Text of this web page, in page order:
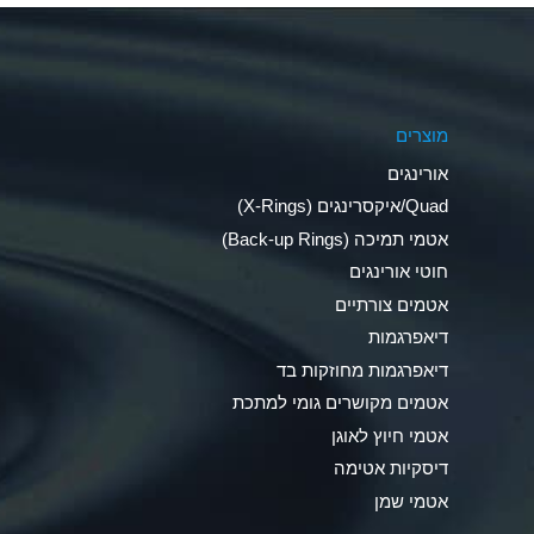
Ammonia Anhydrous
Ammonia Gas (hot)
Ammonium Carbonate (Aqueous)
Ammonium Chloride (Aqueous)
Ammonium Hydroxide (conc.)
Ammonium Nitrate (Aqueous)
Ammonium Nitrite (Aqueous)
מוצרים
אורינגים
Quad/איקסרינגים (X-Rings)
אטמי תמיכה (Back-up Rings)
חוטי אורינגים
אטמים צורתיים
דיאפרגמות
דיאפרגמות מחוזקות בד
אטמים מקושרים גומי למתכת
אטמי חיוץ לאוגן
דיסקיות אטימה
אטמי שמן